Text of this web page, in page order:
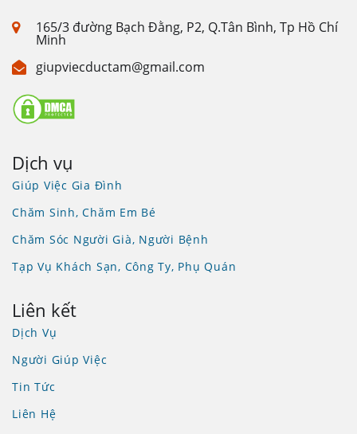
165/3 đường Bạch Đằng, P2, Q.Tân Bình, Tp Hồ Chí
Minh
giupviecductam@gmail.com
Dịch vụ
Giúp Việc Gia Đình
Chăm Sinh, Chăm Em Bé
Chăm Sóc Người Già, Người Bệnh
Tạp Vụ Khách Sạn, Công Ty, Phụ Quán
Liên kết
Dịch Vụ
Người Giúp Việc
Tin Tức
Liên Hệ